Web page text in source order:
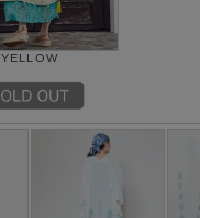
YELLOW